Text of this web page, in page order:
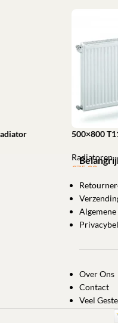
500×800
Radiatoren
€75,83
Toevoegen
Over Ons
Contact
Veel